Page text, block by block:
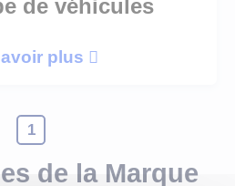
de véhicules
plus
1
de la Marque